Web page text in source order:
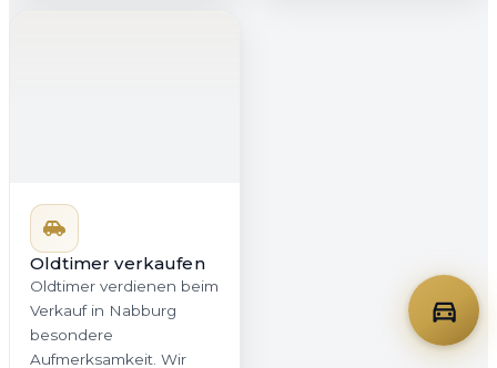
Oldtimer verkaufen
Oldtimer verdienen beim
Verkauf in Nabburg
besondere
Aufmerksamkeit. Wir
bewerten Klassiker mit